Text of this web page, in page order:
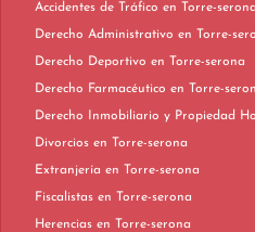
Accidentes de Tráfico en Torre-serona
Derecho Administrativo en
Derecho Deportivo en Torre-serona
Derecho Farmacéutico en Torre-
Divorcios en Torre-serona
Extranjería en Torre-serona
Fiscalistas en Torre-serona
Herencias en Torre-serona